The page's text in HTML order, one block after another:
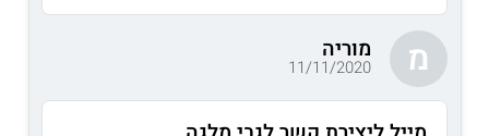
מ מוריה
11/11/2020